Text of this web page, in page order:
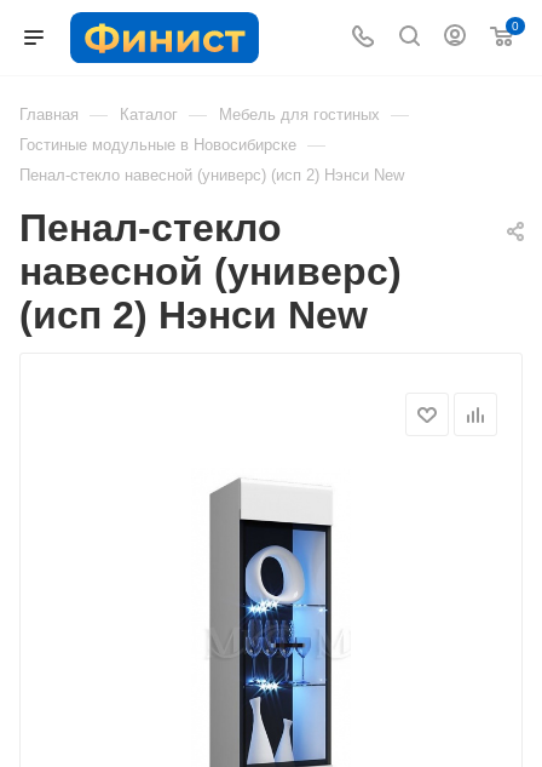
0
Главная — Каталог — Мебель для гостиных —
Гостиные модульные в Новосибирске —
Пенал-стекло навесной (универс) (исп 2) Нэнси New
Пенал-стекло
навесной (универс)
(исп 2) Нэнси New